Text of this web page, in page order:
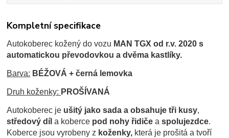
Kompletní specifikace
Autokoberec kožený do vozu MAN TGX od r.v. 2020 s
automatickou převodovkou a dvěma kastlíky.
Barva: BÉŽOVÁ + černá lemovka
Druh koženky: PROŠÍVANÁ
Autokoberec je ušitý jako sada a obsahuje tři kusy,
středový díl a koberce pod nohy řidiče aspolujezdce.
Koberce jsou vyrobeny z koženky, která je prošitá a tvoří